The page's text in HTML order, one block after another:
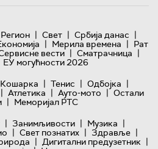
Регион | Свет | Србија данас |
| Мерила времена | Рат
вести | Сматрачница |
ЕУ могућности 2026
Кошарка | Тенис | Одбојка |
| Атлетика | Ауто-мото | Остали
| Меморијал РТС
| Занимљивости | Музика |
| Свет познатих | Здравље |
| Дигитални предузетник |